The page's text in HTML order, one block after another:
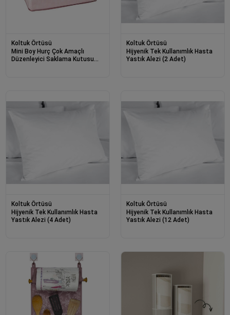
Koltuk Örtüsü
Mini Boy Hurç Çok Amaçlı
Düzenleyici Saklama Kutusu
Koltuk Örtüsü
Hijyenik Tek Kullanımlık Hasta
Yastık Alezi (2 Adet)
Koltuk Örtüsü
Hijyenik Tek Kullanımlık Hasta
Yastık Alezi (4 Adet)
Koltuk Örtüsü
Hijyenik Tek Kullanımlık Hasta
Yastık Alezi (12 Adet)